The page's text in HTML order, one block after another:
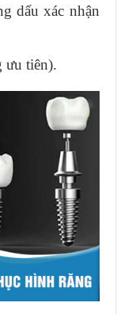
dấu xác nhận
ưu tiên).